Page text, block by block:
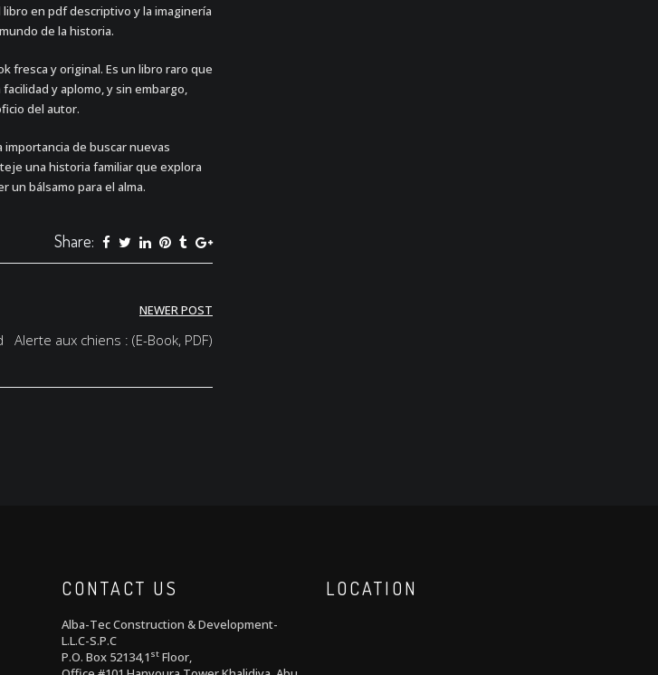
en pdf descriptivo y la imaginería
de la historia.
fresca y original. Es un libro raro que
y aplomo, y sin embargo,
del autor.
de buscar nuevas
una historia familiar que explora
un bálsamo para el alma.
Share:
NEWER POST
Alerte aux chiens : (E-Book, PDF)
CONTACT US
Alba-Tec Construction & Development-
L.L.C-S.P.C
P.O. Box 52134,1 st Floor,
LOCATION